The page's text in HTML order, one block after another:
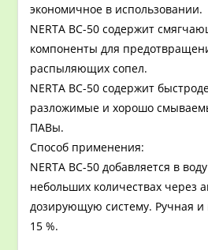
экономичное в использовании.
NERTA BC-50 содержит
компоненты для
распыляющих сопел.
NERTA BC-50 содержит
разложимые и хорошо
ПАВы.
Способ применения:
NERTA BC-50 добавляется в
небольших количествах через
дозирующую систему. Ручная
15 %.